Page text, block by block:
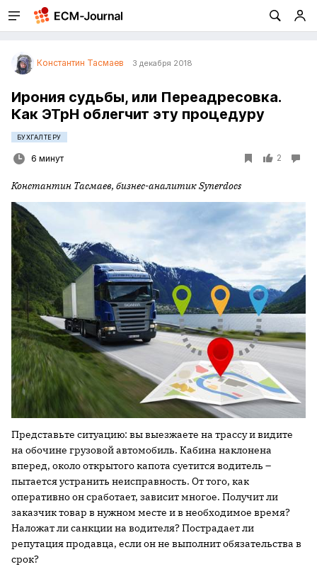
Константин Тасмаев 3 декабря 2018
Ирония судьбы, или Переадресовка.
Как ЭТрН облегчит эту процедуру
БУХГАЛТЕРУ
6 минут 2
Константин Тасмаев, бизнес-аналитик Synerdocs
Представьте ситуацию: вы выезжаете на трассу и видите
на обочине грузовой автомобиль. Кабина наклонена
вперед, около открытого капота суетится водитель –
пытается устранить неисправность. От того, как
оперативно он сработает, зависит многое. Получит ли
заказчик товар в нужном месте и в необходимое время?
Наложат ли санкции на водителя? Пострадает ли
репутация продавца, если он не выполнит обязательства в
срок?